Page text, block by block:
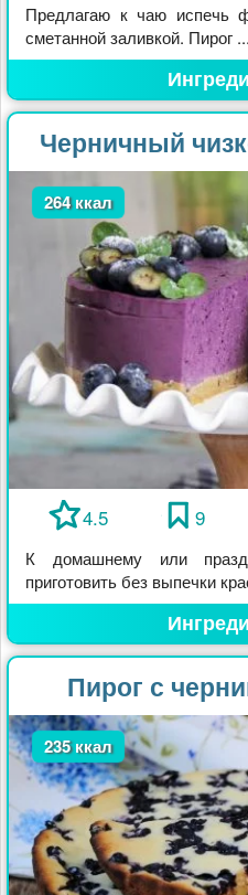
Предлагаю к чаю испечь
сметанной заливкой. Пирог ...
Черничный
264 ккал
4.5 9
К домашнему или
приготовить без выпечки
Пирог с
235 ккал